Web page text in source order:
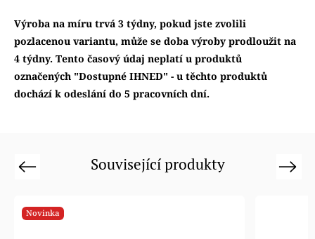
Výroba na míru trvá 3 týdny, pokud jste zvolili
pozlacenou variantu, může se doba výroby prodloužit na
4 týdny. Tento časový údaj neplatí u produktů
označených "Dostupné IHNED" - u těchto produktů
dochází k odeslání do 5 pracovních dní.
Související produkty
Previous
Novinka
Next